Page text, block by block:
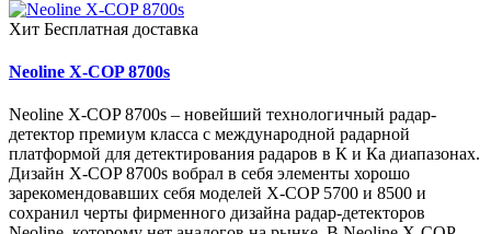
Хит Бесплатная доставка
Neoline X-COP 8700s
Neoline X-COP 8700s – новейший технологичный радар-
детектор премиум класса с международной радарной
платформой для детектирования радаров в К и Ка диапазонах.
Дизайн X-COP 8700s вобрал в себя элементы хорошо
зарекомендовавших себя моделей X-COP 5700 и 8500 и
сохранил черты фирменного дизайна радар-детекторов